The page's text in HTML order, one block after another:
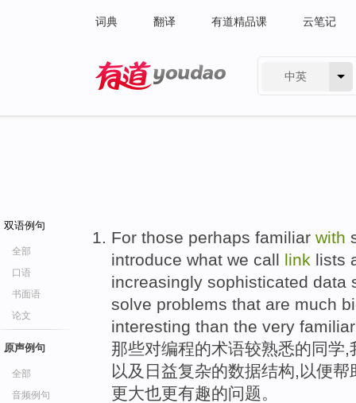
词典 翻译 有道精品课 云笔记
中英
双语例句
全部
口语
书面语
论文
原声例句
全部
音频例句
For those perhaps familiar with
introduce what we call link lists
increasingly sophisticated data
solve problems that are much
interesting than the very
那些对编程的术语较熟悉的同学
以及日益复杂的数据结构,以便
更大也更有趣的问题。